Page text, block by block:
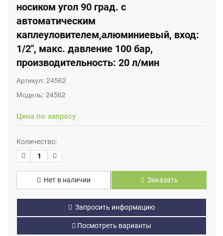
носиком угол 90 град. с
автоматическим
каплеуловителем,алюминиевый, вход:
1/2", макс. давление 100 бар,
производительность: 20 л/мин
Артикул: 24562
Модель: 24562
Цена по запросу
Количество:
Нет в наличии Заказать
Запросить информацию
Посмотреть варианты